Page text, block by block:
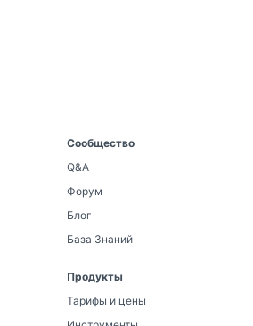
Сообщество
Q&A
Форум
Блог
База Знаний
Продукты
Тарифы и цены